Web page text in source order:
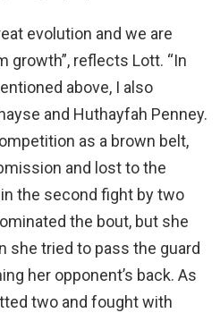
evolution and we are
growth”, reflects Lott. “In
above, I also
and Huthayfah Penney.
as a brown belt,
and lost to the
the second fight by two
the bout, but she
she tried to pass the guard
her opponent’s back. As
two and fought with